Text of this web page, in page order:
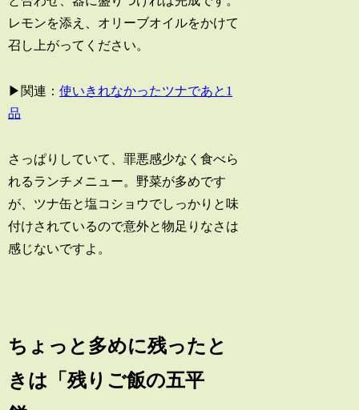
レモンを添え、オリーブオイルをかけて
召し上がってください。
▶関連：使いきれなかったツナであと1
品
さっぱりしていて、罪悪感少なく食べら
れるランチメニュー。野菜が多めです
が、ツナ缶と塩コショウでしっかりと味
付けされているので意外と物足りなさは
感じないですよ。
ちょっと多めに残ったと
きは「残りご飯の五平